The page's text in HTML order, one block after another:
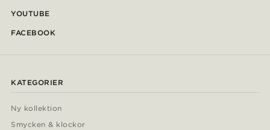
YOUTUBE
FACEBOOK
KATEGORIER
Ny kollektion
Smycken & klockor